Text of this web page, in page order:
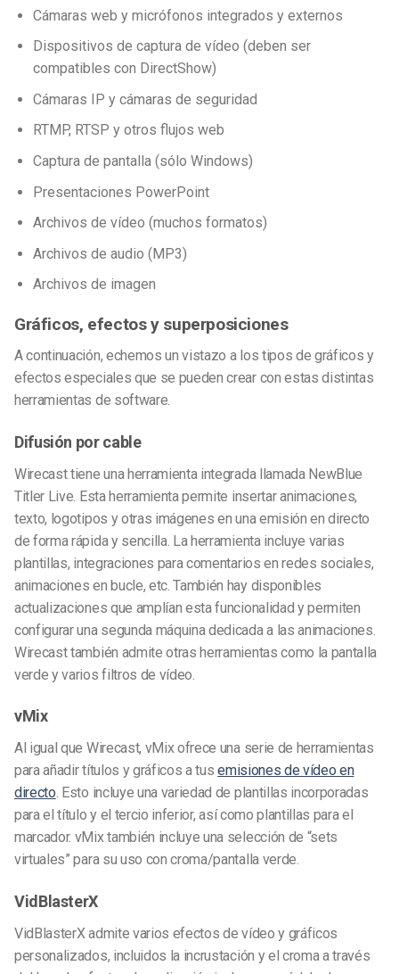
Cámaras web y micrófonos integrados y externos
Dispositivos de captura de vídeo (deben ser
compatibles con DirectShow)
Cámaras IP y cámaras de seguridad
RTMP, RTSP y otros flujos web
Captura de pantalla (sólo Windows)
Presentaciones PowerPoint
Archivos de vídeo (muchos formatos)
Archivos de audio (MP3)
Archivos de imagen
Gráficos, efectos y superposiciones
A continuación, echemos un vistazo a los tipos de gráficos y
efectos especiales que se pueden crear con estas distintas
herramientas de software.
Difusión por cable
Wirecast tiene una herramienta integrada llamada NewBlue
Titler Live. Esta herramienta permite insertar animaciones,
texto, logotipos y otras imágenes en una emisión en directo
de forma rápida y sencilla. La herramienta incluye varias
plantillas, integraciones para comentarios en redes sociales,
animaciones en bucle, etc. También hay disponibles
actualizaciones que amplían esta funcionalidad y permiten
configurar una segunda máquina dedicada a las animaciones.
Wirecast también admite otras herramientas como la pantalla
verde y varios filtros de vídeo.
vMix
Al igual que Wirecast, vMix ofrece una serie de herramientas
para añadir títulos y gráficos a tusemisiones de vídeo en
directo. Esto incluye una variedad de plantillas incorporadas
para el título y el tercio inferior, así como plantillas para el
marcador. vMix también incluye una selección de “sets
virtuales” para su uso con croma/pantalla verde.
VidBlasterX
VidBlasterX admite varios efectos de vídeo y gráficos
personalizados, incluidos la incrustación y el croma a través